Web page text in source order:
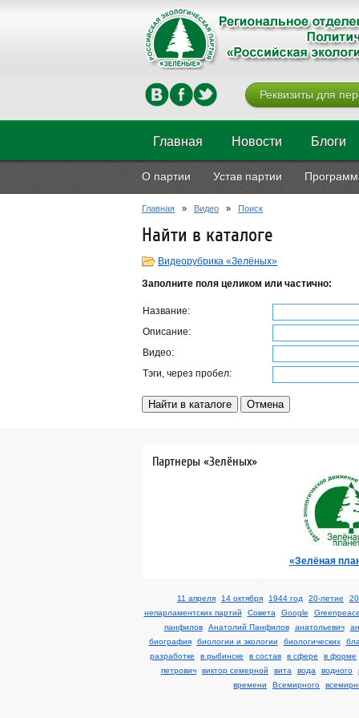
Реквизиты для
Главная Новости Блоги
О партии Устав партии
Главная » Видео » Поиск
Найти в каталоге
Видеорубрика «Зелёных»
Заполните поля целиком или частично:
Название:
Описание:
Видео:
Тэги, через пробел:
Партнеры «Зелёных»
«Зелёная
11 апреля 14 октября 1944 год 20-летие
непарламентских партий
Cовета Google
панфилов
Анатолий Панфилов анатольевич
биография
биологии и экологии биологических
разработке
в рыбинске в состав в сфере
в форме
петрович
виктор семерной вита вода водного
времени
Всемирного